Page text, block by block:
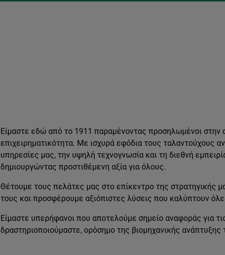
Είμαστε εδώ από το 1911 παραμένοντας προσηλωμένοι στην
επιχειρηματικότητα. Με ισχυρά εφόδια τους ταλαντούχους
υπηρεσίες μας, την υψηλή τεχνογνωσία και τη διεθνή
δημιουργώντας προστιθέμενη αξία για όλους.
Θέτουμε τους πελάτες μας στο επίκεντρο της στρατηγικής
τους και προσφέρουμε αξιόπιστες λύσεις που καλύπτουν
Είμαστε υπερήφανοι που αποτελούμε σημείο αναφοράς για
δραστηριοποιούμαστε, ορόσημο της βιομηχανικής